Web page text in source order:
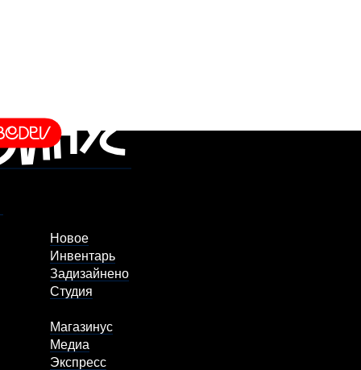
Новое
Инвентарь
Задизайнено
Студия
Магазинус
Медиа
Экспресс